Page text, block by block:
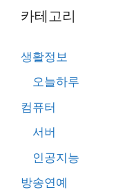
카테고리
생활정보
오늘하루
컴퓨터
서버
인공지능
방송연예